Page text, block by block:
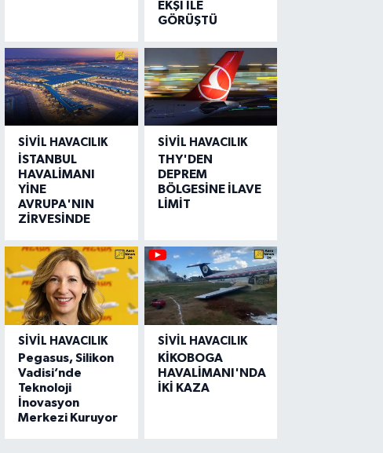
EKŞİ İLE
GÖRÜŞTÜ
SIVIL HAVACILIK
İSTANBUL
HAVALİMANI
YİNE
AVRUPA'NIN
ZİRVESİNDE
SIVIL HAVACILIK
THY'DEN
DEPREM
BÖLGESİNE İLAVE
LİMİT
SIVIL HAVACILIK
Pegasus, Silikon
Vadisi’nde
Teknoloji
İnovasyon
Merkezi Kuruyor
SIVIL HAVACILIK
KİKOBOGA
HAVALİMANI'NDA
İKİ KAZA